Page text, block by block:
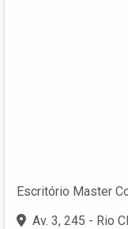
Escritório Master
Av. 3, 245 - Rio